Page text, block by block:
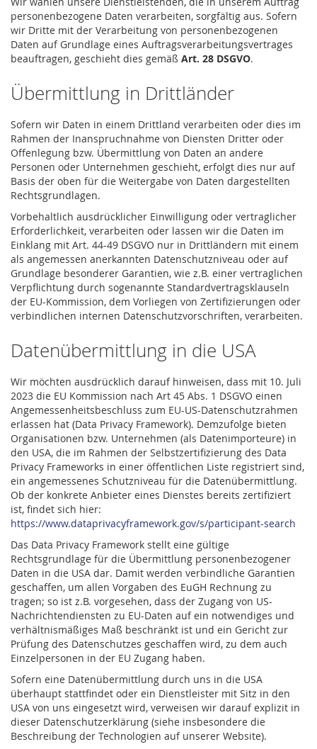
personenbezogene Daten verarbeiten, sorgfältig aus. Sofern
wir Dritte mit der Verarbeitung von personenbezogenen
Daten auf Grundlage eines Auftragsverarbeitungsvertrages
beauftragen, geschieht dies gemäß Art. 28 DSGVO.
Übermittlung in Drittländer
Sofern wir Daten in einem Drittland verarbeiten oder dies im
Rahmen der Inanspruchnahme von Diensten Dritter oder
Offenlegung bzw. Übermittlung von Daten an andere
Personen oder Unternehmen geschieht, erfolgt dies nur auf
Basis der oben für die Weitergabe von Daten dargestellten
Rechtsgrundlagen.
Vorbehaltlich ausdrücklicher Einwilligung oder vertraglicher
Erforderlichkeit, verarbeiten oder lassen wir die Daten im
Einklang mit Art. 44-49 DSGVO nur in Drittländern mit einem
als angemessen anerkannten Datenschutzniveau oder auf
Grundlage besonderer Garantien, wie z.B. einer vertraglichen
Verpflichtung durch sogenannte Standardvertragsklauseln
der EU-Kommission, dem Vorliegen von Zertifizierungen oder
verbindlichen internen Datenschutzvorschriften, verarbeiten.
Datenübermittlung in die USA
Wir möchten ausdrücklich darauf hinweisen, dass mit 10. Juli
2023 die EU Kommission nach Art 45 Abs. 1 DSGVO einen
Angemessenheitsbeschluss zum EU-US-Datenschutzrahmen
erlassen hat (Data Privacy Framework). Demzufolge bieten
Organisationen bzw. Unternehmen (als Datenimporteure) in
den USA, die im Rahmen der Selbstzertifizierung des Data
Privacy Frameworks in einer öffentlichen Liste registriert sind,
ein angemessenes Schutzniveau für die Datenübermittlung.
Ob der konkrete Anbieter eines Dienstes bereits zertifiziert
ist, findet sich hier:
https://www.dataprivacyframework.gov/s/participant-search
Das Data Privacy Framework stellt eine gültige
Rechtsgrundlage für die Übermittlung personenbezogener
Daten in die USA dar. Damit werden verbindliche Garantien
geschaffen, um allen Vorgaben des EuGH Rechnung zu
tragen; so ist z.B. vorgesehen, dass der Zugang von US-
Nachrichtendiensten zu EU-Daten auf ein notwendiges und
verhältnismäßiges Maß beschränkt ist und ein Gericht zur
Prüfung des Datenschutzes geschaffen wird, zu dem auch
Einzelpersonen in der EU Zugang haben.
Sofern eine Datenübermittlung durch uns in die USA
überhaupt stattfindet oder ein Dienstleister mit Sitz in den
USA von uns eingesetzt wird, verweisen wir darauf explizit in
dieser Datenschutzerklärung (siehe insbesondere die
Beschreibung der Technologien auf unserer Website).